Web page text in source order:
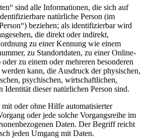
sind alle Informationen, die sich auf
natürliche Person (im
beziehen; als identifizierbar wird
die direkt oder indirekt,
zu einer Kennung wie einem
zu Standortdaten, zu einer Online-
zu einem oder mehreren besonderen
kann, die Ausdruck der physischen,
psychischen, wirtschaftlichen,
Identität dieser natürlichen Person sind.
mit oder ohne Hilfe automatisierter
oder jede solche Vorgangsreihe im
Daten. Der Begriff reicht
jeden Umgang mit Daten.